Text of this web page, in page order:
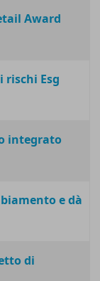
Award
Esg
integrato
e dà
di